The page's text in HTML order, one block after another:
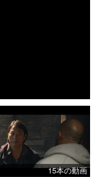
15本の動画